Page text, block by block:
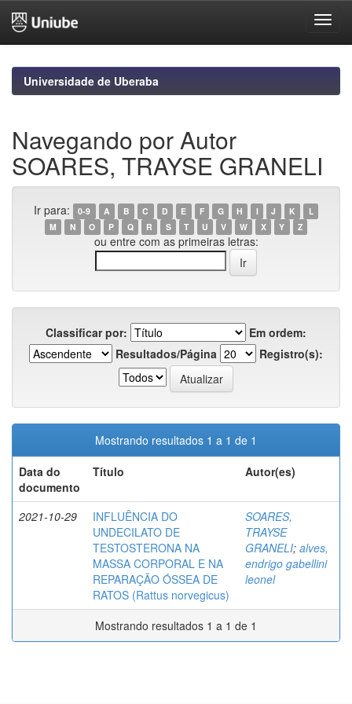
navigationUniversidade de Uberaba
Navegando por Autor
SOARES, TRAYSE GRANELI
Ir para: 0-9 A B C D E F G H I J K
L
M
N O P Q R S T U V W X Y Z
ou entre com as primeiras letras:
Classificar por:
Em ordem:
Resultados/Página
Registro(s):
Mostrando resultados 1 a 1 de 1
Data do
documento
Título Autor(es)
2021-10-29
INFLUÊNCIA DO
UNDECILATO DE
TESTOSTERONA NA
MASSA CORPORAL E NA
REPARAÇÃO ÓSSEA DE
RATOS (Rattus norvegicus)
SOARES,
TRAYSE
GRANELI; alves,
endrigo gabellini
leonel
Mostrando resultados 1 a 1 de 1